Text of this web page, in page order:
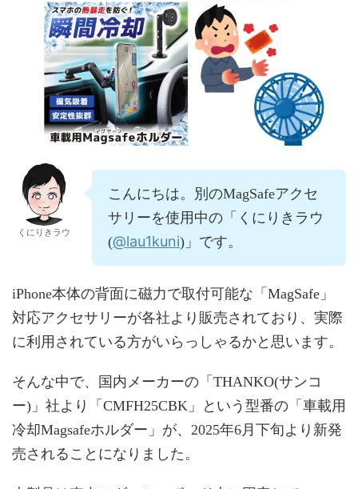
くにりきラウ
こんにちは。別のMagSafeアクセ
サリーを使用中の「くにりきラウ
(@lau1kuni)」です。
iPhone本体の背面に磁力で取付可能な「MagSafe」
対応アクセサリーが各社より販売されており、実際
に利用されている方がいらっしゃるかと思います。
そんな中で、国内メーカーの「THANKO(サンコ
ー)」社より「CMFH25CBK」という型番の「車載用
冷却Magsafeホルダー」が、2025年6月下旬より新発
売されることになりました。